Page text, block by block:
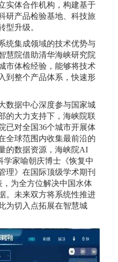
实体合作机构，构建基于
研产品检验基地、科技旅
型升级。
统集成领域的技术优势与
慧院借助清华海峡研究院
市体检经验，能够将技术
到整个产品体系，快速形
数据中心深度参与国家城
的大力支持下，海峡院联
已对全国36个城市开展体
全球范围内收集最前沿的
的数据资源，海峡院AI
学家喻朝庆博士《恢复中
理》在国际顶级学术期刊
，为全方位解决中国水体
。未来双方将系统性推进
为切入点拓展在智慧城